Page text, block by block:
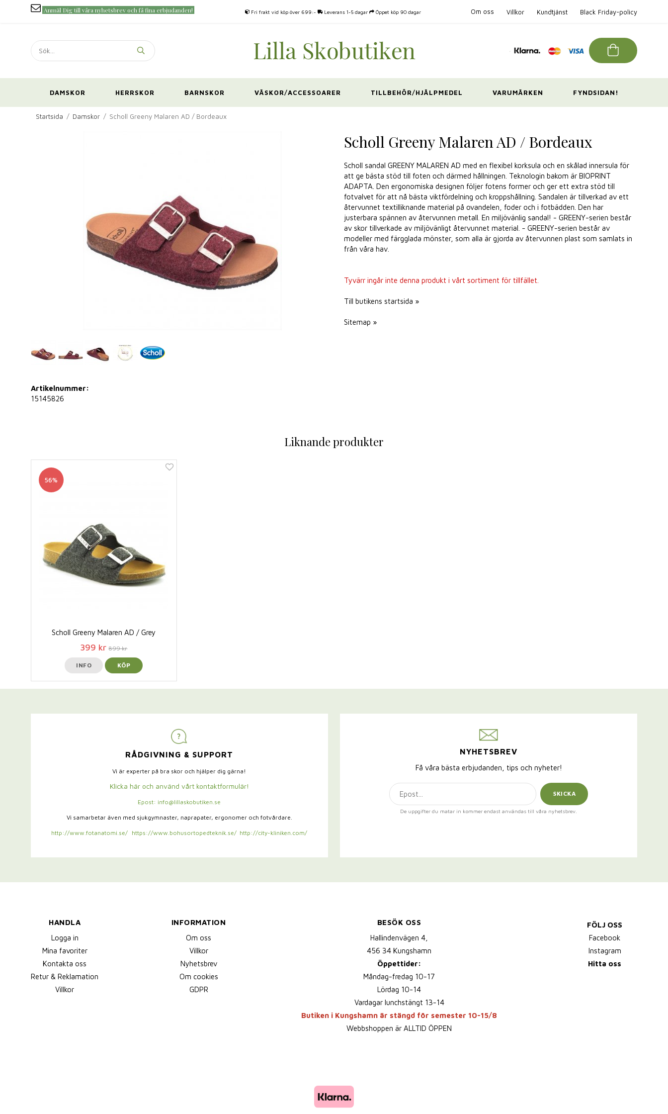
Anmäl Dig till våra nyhetsbrev och få fina erbjudanden! Fri frakt vid köp över 699:- Leverans 1-5 dagar Öppet köp 90 dagar Om oss Villkor Kundtjänst Black Friday-policy
DAMSKOR HERRSKOR BARNSKOR VÄSKOR/ACCESSOARER TILLBEHÖR/HJÄLPMEDEL VARUMÄRKEN FYNDSIDAN!
Startsida / Damskor / Scholl Greeny Malaren AD / Bordeaux
Scholl Greeny Malaren AD / Bordeaux
Scholl sandal GREENY MALAREN AD med en flexibel korksula och en skålad innersula för
att ge bästa stöd till foten och därmed hållningen. Teknologin bakom är BIOPRINT
ADAPTA. Den ergonomiska designen följer fotens former och ger ett extra stöd till
fotvalvet för att nå bästa viktfördelning och kroppshållning. Sandalen är tillverkad av ett
återvunnet textilliknande material på ovandelen, foder och i fotbädden. Den har
justerbara spännen av återvunnen metall. En miljövänlig sandal! - GREENY-serien består
av skor tillverkade av miljövänligt återvunnet material. - GREENY-serien består av
modeller med färgglada mönster, som alla är gjorda av återvunnen plast som samlats in
från våra hav.
Tyvärr ingår inte denna produkt i vårt sortiment för tillfället.
Till butikens startsida »
Sitemap »
Artikelnummer:
15145826
Liknande produkter
56%
Scholl Greeny Malaren AD / Grey
399 kr 899 kr
INFO KÖP
RÅDGIVNING & SUPPORT
Vi är experter på bra skor och hjälper dig gärna!
Klicka här och använd vårt kontaktformulär!
Epost: info@lillaskobutiken.se
Vi samarbetar även med sjukgymnaster, naprapater, ergonomer och fotvårdare.
http://www.fotanatomi.se/ https://www.bohusortopedteknik.se/ http://city-kliniken.com/
NYHETSBREV
Få våra bästa erbjudanden, tips och nyheter!
SKICKA
De uppgifter du matar in kommer endast användas till våra nyhetsbrev.
HANDLA
Logga in
Mina favoriter
Kontakta oss
Retur & Reklamation
Villkor
INFORMATION
Om oss
Villkor
Nyhetsbrev
Om cookies
GDPR
BESÖK OSS
Hallindenvägen 4,
456 34 Kungshamn
Öppettider:
Måndag-fredag 10-17
Lördag 10-14
Vardagar lunchstängt 13-14
Butiken i Kungshamn är stängd för semester 10-15/8
Webbshoppen är ALLTID ÖPPEN
FÖLJ OSS
Facebook
Instagram
Hitta oss